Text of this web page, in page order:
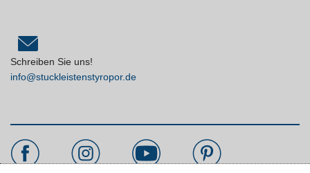
Schreiben Sie uns!
info@stuckleistenstyropor.de